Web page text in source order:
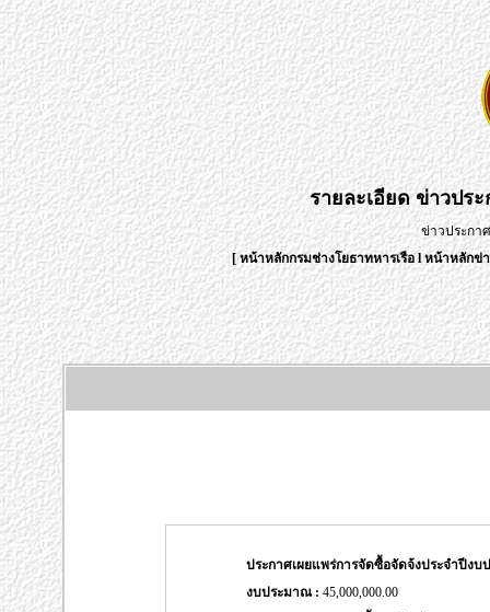
รายละเอียดข่าวปร
ข่าวประกา
[หน้าหลักกรมช่างโยธาทหารเรือlหน้าหลักข่
ประกาศเผยแพร่การจัดซื้อจัดจ้งประจำปีง
งบประมาณ : 45,000,000.00